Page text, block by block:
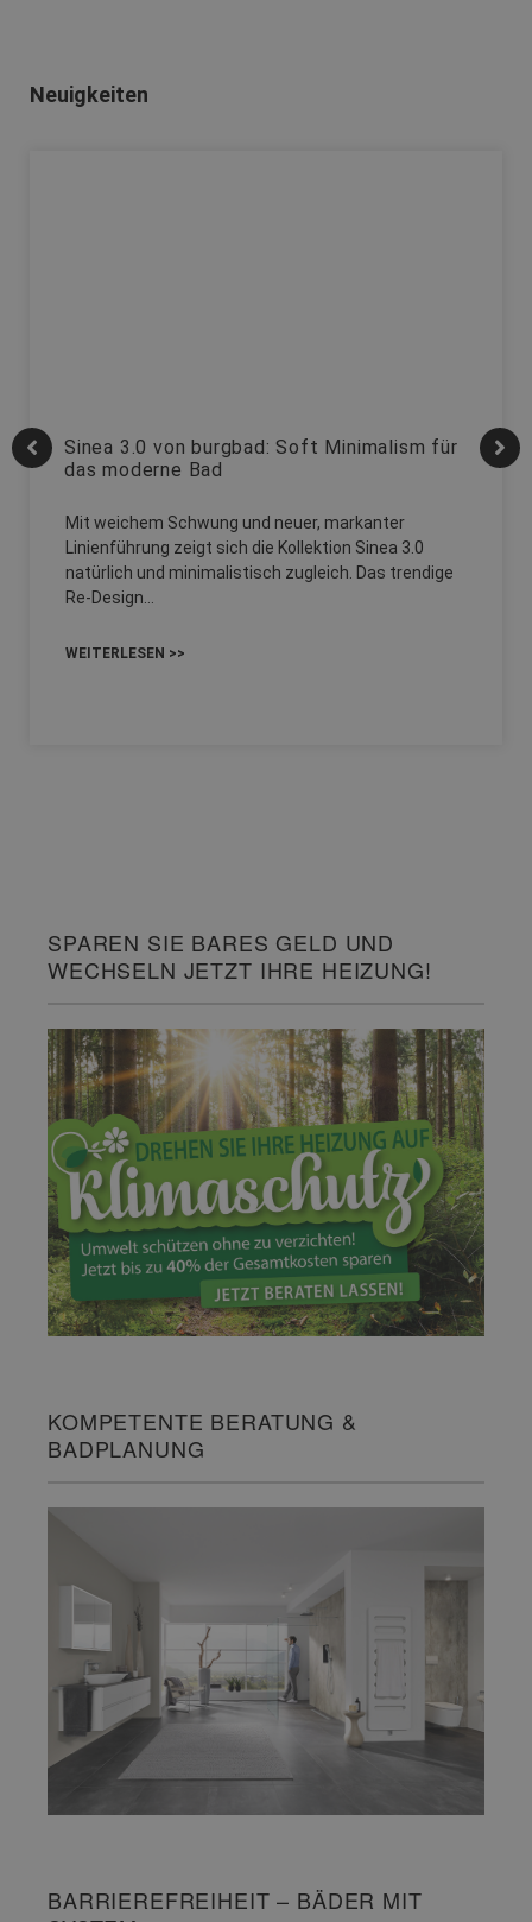
Neuigkeiten
Sinea 3.0 von burgbad: Soft Minimalism für
das moderne Bad
Mit weichem Schwung und neuer, markanter
Linienführung zeigt sich die Kollektion Sinea 3.0
natürlich und minimalistisch zugleich. Das trendige
Re-Design…
WEITERLESEN >>
SPAREN SIE BARES GELD UND
WECHSELN JETZT IHRE HEIZUNG!
KOMPETENTE BERATUNG &
BADPLANUNG
BARRIEREFREIHEIT – BÄDER MIT